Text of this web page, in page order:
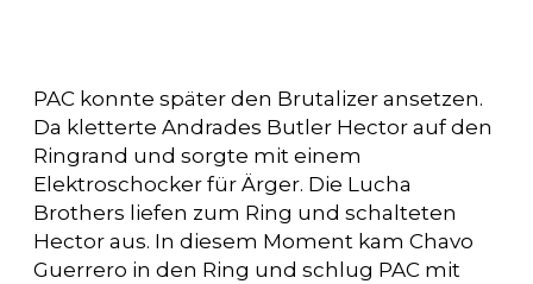
PAC konnte später den Brutalizer ansetzen.
Da kletterte Andrades Butler Hector auf den
Ringrand und sorgte mit einem
Elektroschocker für Ärger. Die Lucha
Brothers liefen zum Ring und schalteten
Hector aus. In diesem Moment kam Chavo
Guerrero in den Ring und schlug PAC mit